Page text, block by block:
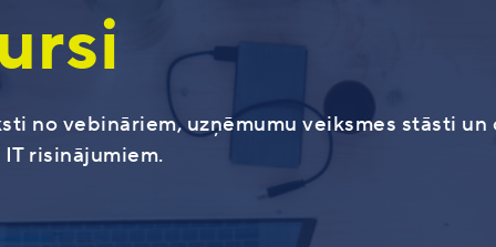
Uzņēmuma resursu pārvaldībai
Microsoft Dynamics 365
Aktuālie ELVA vebināri
Vebinārs 16.09. | Tehnoloģiju virzīta
Par mums
Programmētājs/-a
Eksperti
no vebināriem, uzņēmumu veiksmes stāsti
risinājumiem.